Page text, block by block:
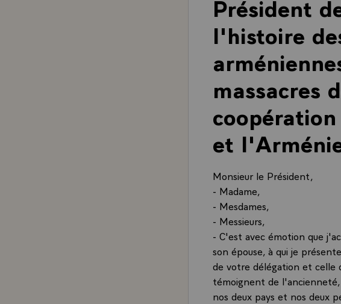
Président
l'histoire
massacres
et
Monsieur le Président,
- Madame,
- Mesdames,
- Messieurs,
- C'est avec émotion que
son épouse, à qui je
de votre délégation et celle
témoignent de
nos deux pays et nos deux